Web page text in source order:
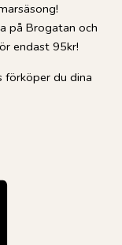
på Brogatan och
endast 95kr!
förköper du dina